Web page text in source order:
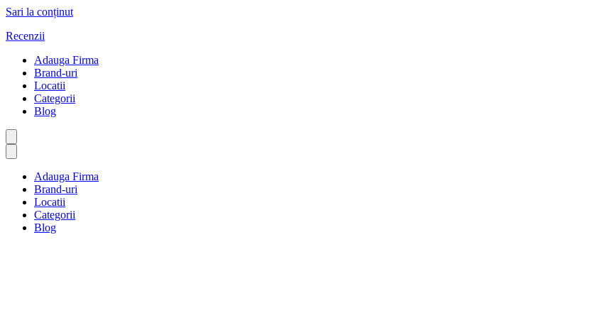
Sari la conținut
Recenzii
Adauga Firma
Brand-uri
Locatii
Categorii
Blog
Adauga Firma
Brand-uri
Locatii
Categorii
Blog